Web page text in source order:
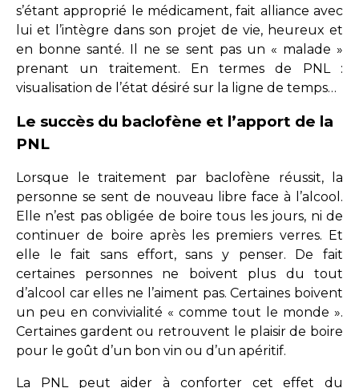
s’étant approprié le médicament, fait alliance avec
lui et l’intègre dans son projet de vie, heureux et
en bonne santé. Il ne se sent pas un « malade »
prenant un traitement. En termes de PNL :
visualisation de l’état désiré sur la ligne de temps…
Le succès du baclofène et l’apport de la
PNL
Lorsque le traitement par baclofène réussit, la
personne se sent de nouveau libre face à l’alcool.
Elle n’est pas obligée de boire tous les jours, ni de
continuer de boire après les premiers verres. Et
elle le fait sans effort, sans y penser. De fait
certaines personnes ne boivent plus du tout
d’alcool car elles ne l’aiment pas. Certaines boivent
un peu en convivialité « comme tout le monde ».
Certaines gardent ou retrouvent le plaisir de boire
pour le goût d’un bon vin ou d’un apéritif.
La PNL peut aider à conforter cet effet du